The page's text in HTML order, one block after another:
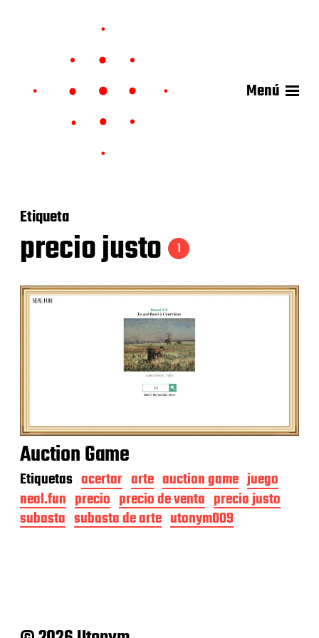
Menú
Etiqueta
precio justo 1
Auction Game
Etiquetas acertar arte auction game juego
neal.fun precio precio de venta precio justo
subasta subasta de arte utonym009